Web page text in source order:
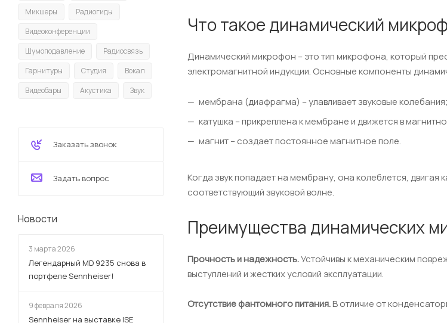
Что такое динамический
Динамический микрофон – это тип микрофона, который
электромагнитной индукции. Основные компоненты
мембрана (диафрагма) – улавливает звуковые колебания;
катушка – прикреплена к мембране и движется в
магнит – создает постоянное магнитное поле.
Когда звук попадает на мембрану, она колеблется, двигая
соответствующий звуковой волне.
Преимущества динамических
Прочность и надежность.Устойчивы к механическим
выступлений и жестких условий эксплуатации.
Отсутствие фантомного питания.В отличие от
Микшеры
Радиогиды
Видеоконференции
Шумоподавление
Радиосвязь
Гарнитуры
Студия
Вокал
Видеобары
Акустика Звук
Заказать звонок
Задать вопрос
Новости
3 марта 2026
Легендарный MD 9235 снова в
портфеле Sennheiser!
9 февраля 2026
Sennheiser на выставке ISE